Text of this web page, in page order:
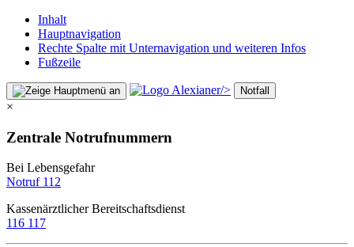
Inhalt
Hauptnavigation
Rechte Spalte mit Unternavigation und weiteren Infos
Fußzeile
/> Notfall
×
Zentrale Notrufnummern
Bei Lebensgefahr
Notruf 112
Kassenärztlicher Bereitschaftsdienst
116 117